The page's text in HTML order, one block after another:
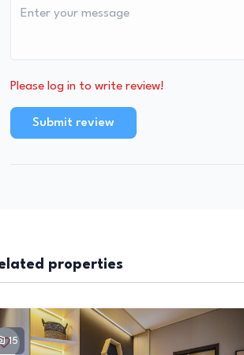
Please log in to write review!
Submit review
properties
15